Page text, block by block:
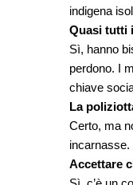
indigena
Quasi tutti
Sì, hanno
perdono. I
chiave
La
Certo, ma
incarnasse.
Accettare